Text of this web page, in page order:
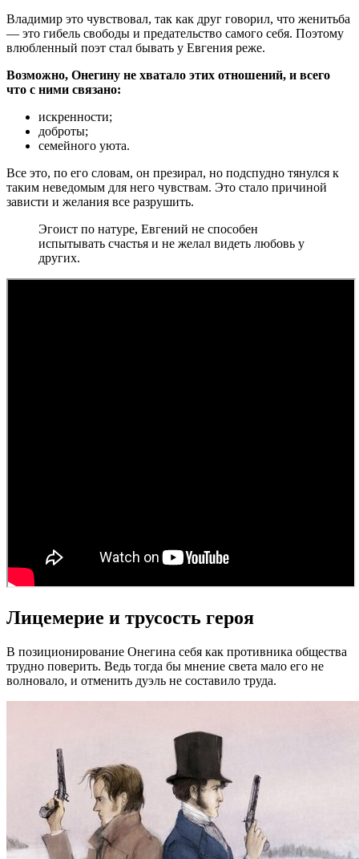
Владимир это чувствовал, так как друг говорил, что женитьба
— это гибель свободы и предательство самого себя. Поэтому
влюбленный поэт стал бывать у Евгения реже.
Возможно, Онегину не хватало этих отношений, и всего
что с ними связано:
искренности;
доброты;
семейного уюта.
Все это, по его словам, он презирал, но подспудно тянулся к
таким неведомым для него чувствам. Это стало причиной
зависти и желания все разрушить.
Эгоист по натуре, Евгений не способен
испытывать счастья и не желал видеть любовь у
других.
Лицемерие и трусость героя
В позиционирование Онегина себя как противника общества
трудно поверить. Ведь тогда бы мнение света мало его не
волновало, и отменить дуэль не составило труда.